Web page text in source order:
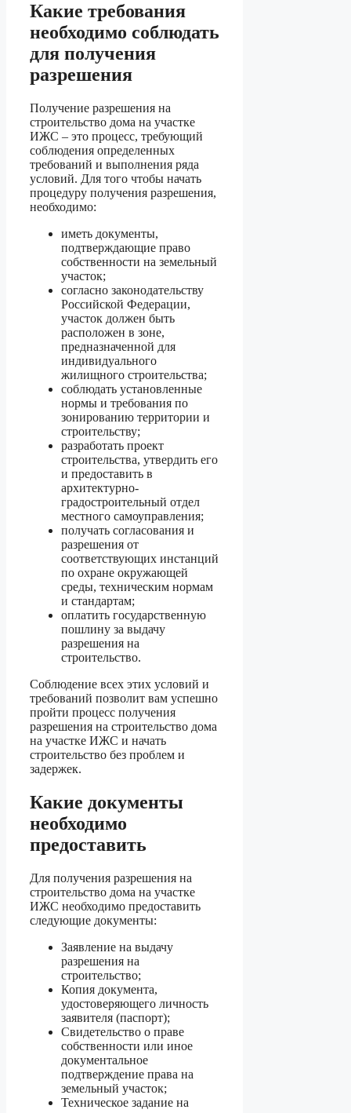
Какие требования
необходимо соблюдать
для получения
разрешения
Получение разрешения на
строительство дома на участке
ИЖС – это процесс, требующий
соблюдения определенных
требований и выполнения ряда
условий. Для того чтобы начать
процедуру получения разрешения,
необходимо:
иметь документы,
подтверждающие право
собственности на земельный
участок;
согласно законодательству
Российской Федерации,
участок должен быть
расположен в зоне,
предназначенной для
индивидуального
жилищного строительства;
соблюдать установленные
нормы и требования по
зонированию территории и
строительству;
разработать проект
строительства, утвердить его
и предоставить в
архитектурно-
градостроительный отдел
местного самоуправления;
получать согласования и
разрешения от
соответствующих инстанций
по охране окружающей
среды, техническим нормам
и стандартам;
оплатить государственную
пошлину за выдачу
разрешения на
строительство.
Соблюдение всех этих условий и
требований позволит вам успешно
пройти процесс получения
разрешения на строительство дома
на участке ИЖС и начать
строительство без проблем и
задержек.
Какие документы
необходимо
предоставить
Для получения разрешения на
строительство дома на участке
ИЖС необходимо предоставить
следующие документы:
Заявление на выдачу
разрешения на
строительство;
Копия документа,
удостоверяющего личность
заявителя (паспорт);
Свидетельство о праве
собственности или иное
документальное
подтверждение права на
земельный участок;
Техническое задание на